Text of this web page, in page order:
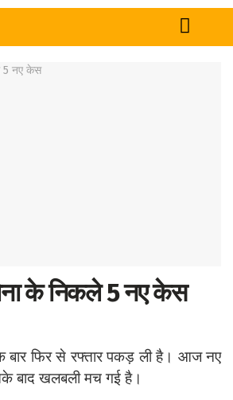
के निकले 5 नए केस
बार फिर से रफ्तार पकड़ ली है। आज नए
बाद खलबली मच गई है।
Health